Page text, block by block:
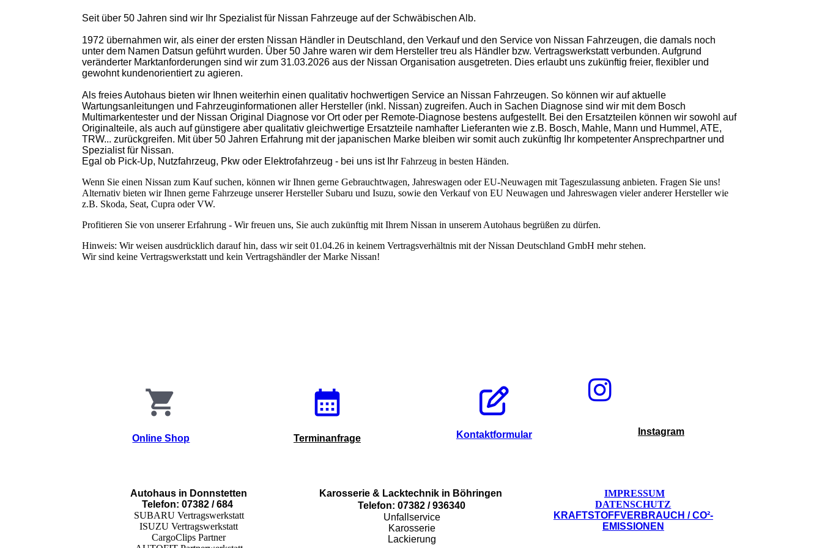
Seit über 50 Jahren sind wir Ihr Spezialist für Nissan Fahrzeuge auf der Schwäbischen Alb.
1972 übernahmen wir, als einer der ersten Nissan Händler in Deutschland, den Verkauf und den Service von Nissan Fahrzeugen, die damals noch
unter dem Namen Datsun geführt wurden. Über 50 Jahre waren wir dem Hersteller treu als Händler bzw. Vertragswerkstatt verbunden. Aufgrund
veränderter Marktanforderungen sind wir zum 31.03.2026 aus der Nissan Organisation ausgetreten. Dies erlaubt uns zukünftig freier, flexibler und
gewohnt kundenorientiert zu agieren.
Als freies Autohaus bieten wir Ihnen weiterhin einen qualitativ hochwertigen Service an Nissan Fahrzeugen. So können wir auf aktuelle
Wartungsanleitungen und Fahrzeuginformationen aller Hersteller (inkl. Nissan) zugreifen. Auch in Sachen Diagnose sind wir mit dem Bosch
Multimarkentester und der Nissan Original Diagnose vor Ort oder per Remote-Diagnose bestens aufgestellt. Bei den Ersatzteilen können wir sowohl auf
Originalteile, als auch auf günstigere aber qualitativ gleichwertige Ersatzteile namhafter Lieferanten wie z.B. Bosch, Mahle, Mann und Hummel, ATE,
TRW... zurückgreifen. Mit über 50 Jahren Erfahrung mit der japanischen Marke bleiben wir somit auch zukünftig Ihr kompetenter Ansprechpartner und
Spezialist für Nissan.
Egal ob Pick-Up, Nutzfahrzeug, Pkw oder Elektrofahrzeug - bei uns ist Ihr Fahrzeug in besten Händen.
Wenn Sie einen Nissan zum Kauf suchen, können wir Ihnen gerne Gebrauchtwagen, Jahreswagen oder EU-Neuwagen mit Tageszulassung anbieten. Fragen Sie uns!
Alternativ bieten wir Ihnen gerne Fahrzeuge unserer Hersteller Subaru und Isuzu, sowie den Verkauf von EU Neuwagen und Jahreswagen vieler anderer Hersteller wie
z.B. Skoda, Seat, Cupra oder VW.
Profitieren Sie von unserer Erfahrung - Wir freuen uns, Sie auch zukünftig mit Ihrem Nissan in unserem Autohaus begrüßen zu dürfen.
Hinweis: Wir weisen ausdrücklich darauf hin, dass wir seit 01.04.26 in keinem Vertragsverhältnis mit der Nissan Deutschland GmbH mehr stehen.
Wir sind keine Vertragswerkstatt und kein Vertragshändler der Marke Nissan!
Online Shop Terminanfrage Kontaktformular Instagram
Autohaus in Donnstetten
Telefon: 07382 / 684
SUBARU Vertragswerkstatt
ISUZU Vertragswerkstatt
CargoClips Partner
Karosserie & Lacktechnik in Böhringen
Telefon: 07382 / 936340
Unfallservice
Karosserie
Lackierung
IMPRESSUM
DATENSCHUTZ
KRAFTSTOFFVERBRAUCH / CO²-
EMISSIONEN